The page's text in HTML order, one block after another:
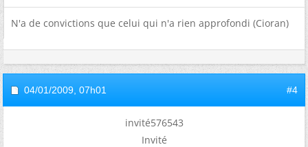
N'a de convictions que celui qui n'a rien approfondi (Cioran)
04/01/2009, 07h01 #4
invité576543
Invité